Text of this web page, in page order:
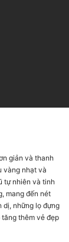
giản và thanh
vàng nhạt và
tự nhiên và tinh
mang đến nét
dị, những lọ đựng
thêm vẻ đẹp